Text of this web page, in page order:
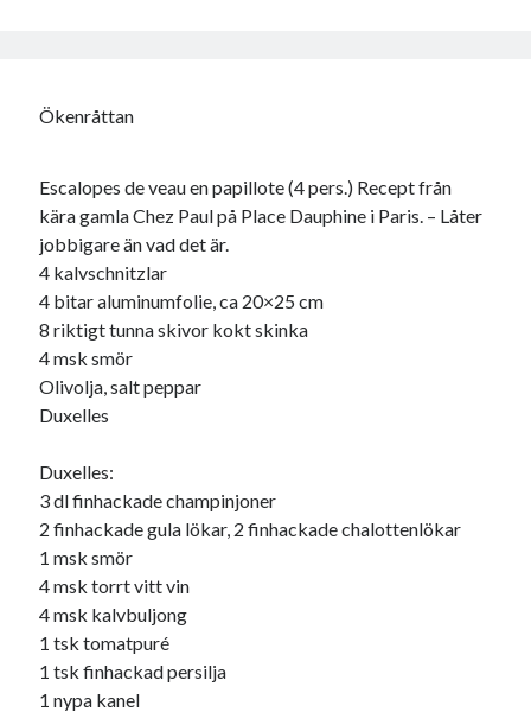
Ökenråttan
Escalopes de veau en papillote (4 pers.) Recept från
kära gamla Chez Paul på Place Dauphine i Paris. – Låter
jobbigare än vad det är.
4 kalvschnitzlar
4 bitar aluminumfolie, ca 20×25 cm
8 riktigt tunna skivor kokt skinka
4 msk smör
Olivolja, salt peppar
Duxelles
Duxelles:
3 dl finhackade champinjoner
2 finhackade gula lökar, 2 finhackade chalottenlökar
1 msk smör
4 msk torrt vitt vin
4 msk kalvbuljong
1 tsk tomatpuré
1 tsk finhackad persilja
1 nypa kanel